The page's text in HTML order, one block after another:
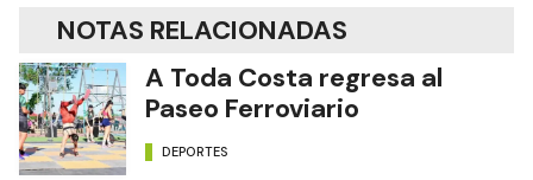
NOTAS RELACIONADAS
A Toda Costa regresa al
Paseo Ferroviario
DEPORTES